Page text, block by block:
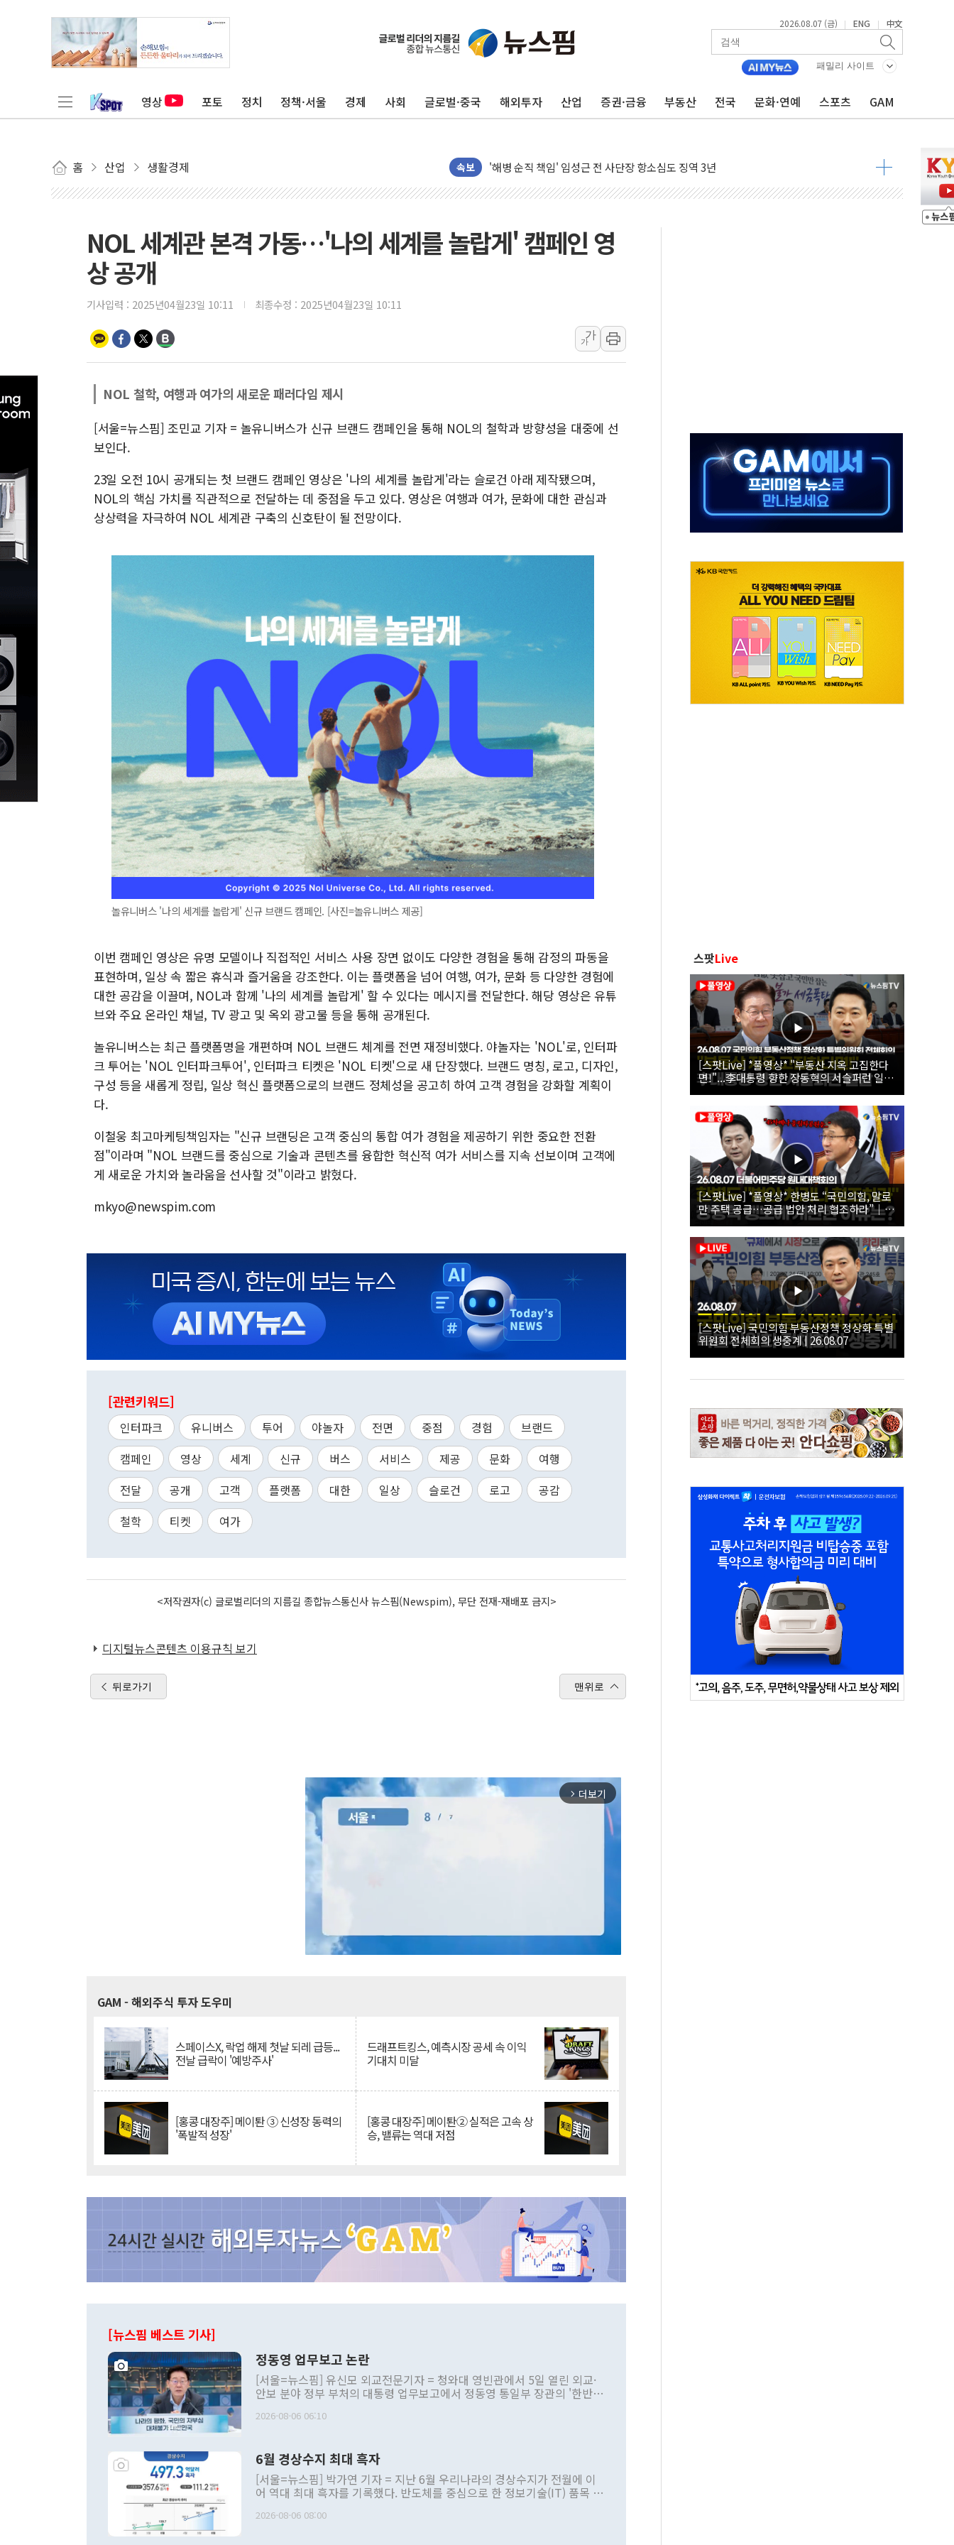
2026.08.07 (금) | ENG | 中文
패밀리 사이트
영상 포토 정치 정책·서울 경제 사회 글로벌·중국 해외투자 산업 증권·금융 부동산 전국 문화·연예 스포츠 GAM
홈 산업 생활경제 속보
해군1함대 '창설 80주년' 기념식...지역축제 '불금전파, 송정'과 상생
원주시, 첨단의료복합단지 지정 준비 본격화…'AI 데이터 기반 메디테크 혁신허브' 구상
전남광주 화정역 인근 도로 4중 추돌…1명 심정지·5명 부상
청도 문수리 야산서 산불 진화 중...진화헬기 3대 투입
헥토이노베이션, 상반기 매출 첫 2000억원 돌파
우리은행, 고창해상풍력에 4000억 금융 지원
민병덕 "오늘 67개 점포 영업 재개...장바구니에 홈플러스 담아달라" 호소
하나금융이 쏘아 올린 CIFO, 금융지주 포용금융 조직개편 신호탄
"최대 2시간 앞서 침수 예측"…건설연, AI 위험기상 기술 개발
유니슨 "국내생산세액공제·인증제도 개선 수혜 기대"
[속보] 종합특검, '尹 관저 이전 감사 무마' 유병호 감사위원 구속 기소
NOL 세계관 본격 가동…'나의 세계를 놀랍게' 캠페인 영
상 공개
기사입력 : 2025년04월23일 10:11 최종수정 : 2025년04월23일 10:11
가
가
NOL 철학, 여행과 여가의 새로운 패러다임 제시
[서울=뉴스핌] 조민교 기자 = 놀유니버스가 신규 브랜드 캠페인을 통해 NOL의 철학과 방향성을 대중에 선
보인다.
23일 오전 10시 공개되는 첫 브랜드 캠페인 영상은 '나의 세계를 놀랍게'라는 슬로건 아래 제작됐으며,
NOL의 핵심 가치를 직관적으로 전달하는 데 중점을 두고 있다. 영상은 여행과 여가, 문화에 대한 관심과
상상력을 자극하여 NOL 세계관 구축의 신호탄이 될 전망이다.
놀유니버스 '나의 세계를 놀랍게' 신규 브랜드 캠페인. [사진=놀유니버스 제공]
이번 캠페인 영상은 유명 모델이나 직접적인 서비스 사용 장면 없이도 다양한 경험을 통해 감정의 파동을
표현하며, 일상 속 짧은 휴식과 즐거움을 강조한다. 이는 플랫폼을 넘어 여행, 여가, 문화 등 다양한 경험에
대한 공감을 이끌며, NOL과 함께 '나의 세계를 놀랍게' 할 수 있다는 메시지를 전달한다. 해당 영상은 유튜
브와 주요 온라인 채널, TV 광고 및 옥외 광고물 등을 통해 공개된다.
놀유니버스는 최근 플랫폼명을 개편하며 NOL 브랜드 체계를 전면 재정비했다. 야놀자는 'NOL'로, 인터파
크 투어는 'NOL 인터파크투어', 인터파크 티켓은 'NOL 티켓'으로 새 단장했다. 브랜드 명칭, 로고, 디자인,
구성 등을 새롭게 정립, 일상 혁신 플랫폼으로의 브랜드 정체성을 공고히 하여 고객 경험을 강화할 계획이
다.
이철웅 최고마케팅책임자는 "신규 브랜딩은 고객 중심의 통합 여가 경험을 제공하기 위한 중요한 전환
점"이라며 "NOL 브랜드를 중심으로 기술과 콘텐츠를 융합한 혁신적 여가 서비스를 지속 선보이며 고객에
게 새로운 가치와 놀라움을 선사할 것"이라고 밝혔다.
mkyo@newspim.com
[관련키워드]
인터파크 유니버스 투어 야놀자 전면 중점 경험
브랜드
캠페인
영상 세계 신규 버스 서비스 제공 문화
여행
전달
공개 고객 플랫폼 대한 일상 슬로건 로고
공감
철학
티켓 여가
<저작권자(c) 글로벌리더의 지름길 종합뉴스통신사 뉴스핌(Newspim), 무단 전재-재배포 금지>
디지털뉴스콘텐츠 이용규칙 보기
뒤로가기 맨위로
arrow_forward_ios 더보기
GAM - 해외주식 투자 도우미
스페이스X, 락업 해제 첫날 되레 급등...
전날 급락이 '예방주사'
드래프트킹스, 예측시장 공세 속 이익
기대치 미달
[홍콩 대장주] 메이퇀 ③ 신성장 동력의
'폭발적 성장'
[홍콩 대장주] 메이퇀② 실적은 고속 상
승, 밸류는 역대 저점
[뉴스핌 베스트 기사]
정동영 업무보고 논란
[서울=뉴스핌] 유신모 외교전문기자 = 청와대 영빈관에서 5일 열린 외교·
안보 분야 정부 부처의 대통령 업무보고에서 정동영 통일부 장관의 '한반도
발언 중에는 정부 내 조율을 거치지 않은 사안을 정책으로 추진하겠다고 공
주의적 희망에 근거한 비현실적 구상'이라는 비판을 내놨다. 그동안 정 장
관의 대북 정책 관련 발언이 물의를 빚은 적은 여러 번 있지만 대통령과 유
관 부처 장관이 공개적으로 부정적 입장을 표명한 것은 이례적이다. 정 장
관의 무리한 대북 접근법과 월권을 제어해야 한다는 목소리도 높아지고 있
다. [정동영 통일부 장관이 지난달 23일 오후 서울 종로구 정부서울청사에
2026-08-06 06:10
6월 경상수지 최대 흑자
[서울=뉴스핌] 박가연 기자 = 지난 6월 우리나라의 경상수지가 전월에 이
어 역대 최대 흑자를 기록했다. 반도체를 중심으로 한 정보기술(IT) 품목 수
료=한국은행] 한국은행이 6일 발표한 '2026년 6월 국제수지(잠정)'에 따르
2026-08-06 08:00
스팟Live
[스팟Live] *풀영상* "부동산 지옥 고집한다
면!"...李대통령 향한 장동혁의 서슬퍼런 일갈
| 26.08.07 국민의힘 부동산정책 정상화 특별
위원회 전체회의
[스팟Live] *풀영상* 한병도 “국민의힘, 말로
만 주택 공급…공급 법안 처리 협조하라”｜
26.08.07 더불어민주당 원내대책회의
[스팟Live] 국민의힘 부동산정책 정상화 특별
위원회 전체회의 생중계 | 26.08.07